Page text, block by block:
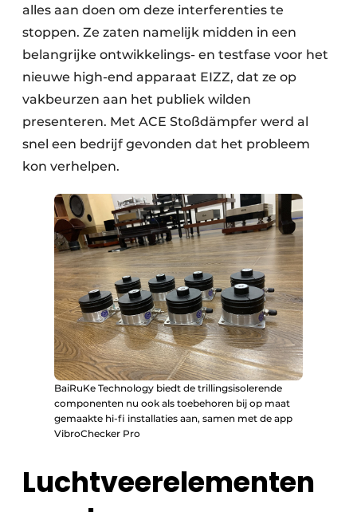
alles aan doen om deze interferenties te
stoppen. Ze zaten namelijk midden in een
belangrijke ontwikkelings- en testfase voor het
nieuwe high-end apparaat EIZZ, dat ze op
vakbeurzen aan het publiek wilden
presenteren. Met ACE Stoßdämpfer werd al
snel een bedrijf gevonden dat het probleem
kon verhelpen.
BaiRuKe Technology biedt de trillingsisolerende
componenten nu ook als toebehoren bij op maat
gemaakte hi-fi installaties aan, samen met de app
VibroChecker Pro
Luchtveerelementen